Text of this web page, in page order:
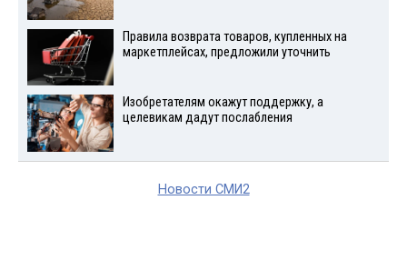
Правила возврата товаров, купленных на
маркетплейсах, предложили уточнить
Изобретателям окажут поддержку, а
целевикам дадут послабления
Новости СМИ2